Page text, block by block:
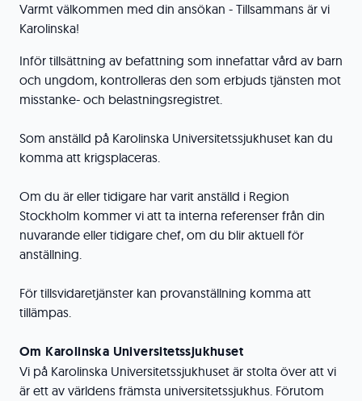
Varmt välkommen med din ansökan - Tillsammans är vi
Karolinska!
Inför tillsättning av befattning som innefattar vård av barn
och ungdom, kontrolleras den som erbjuds tjänsten mot
misstanke- och belastningsregistret.
Som anställd på Karolinska Universitetssjukhuset kan du
komma att krigsplaceras.
Om du är eller tidigare har varit anställd i Region
Stockholm kommer vi att ta interna referenser från din
nuvarande eller tidigare chef, om du blir aktuell för
anställning.
För tillsvidaretjänster kan provanställning komma att
tillämpas.
Om Karolinska Universitetssjukhuset
Vi på Karolinska Universitetssjukhuset är stolta över att vi
är ett av världens främsta universitetssjukhus. Förutom